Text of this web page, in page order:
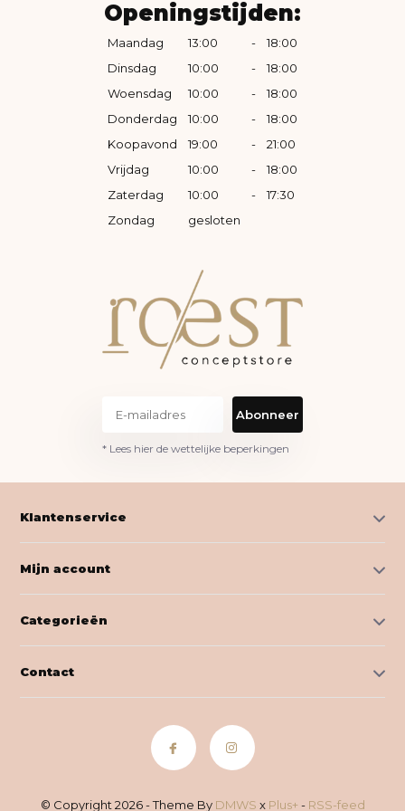
Openingstijden:
Maandag 13:00 -
18:00
Dinsdag
10:00 -
18:00
Woensdag
10:00 -
18:00
Donderdag
10:00 -
18:00
Koopavond
19:00 -
21:00
Vrijdag
10:00 -
18:00
Zaterdag
10:00 -
17:30
Zondag
gesloten
Abonneer
* Lees hier de wettelijke beperkingen
Klantenservice
Mijn account
Categorieën
Contact
© Copyright 2026 - Theme By DMWS x Plus+ - RSS-feed